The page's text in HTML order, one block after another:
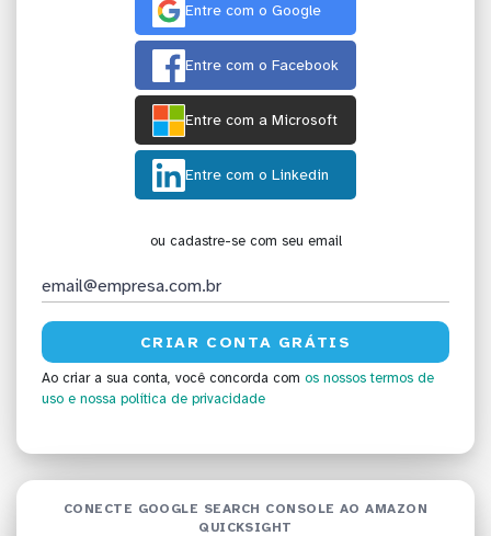
Entre com o Google
Entre com o Facebook
Entre com a Microsoft
Entre com o Linkedin
ou cadastre-se com seu email
Ao criar a sua conta, você concorda com os nossos termos de
uso e nossa política de privacidade
CONECTE GOOGLE SEARCH CONSOLE AO AMAZON
QUICKSIGHT